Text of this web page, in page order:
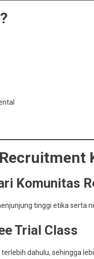
Komunitas
tinggi etika serta
Trial Class
dahulu, sehingga